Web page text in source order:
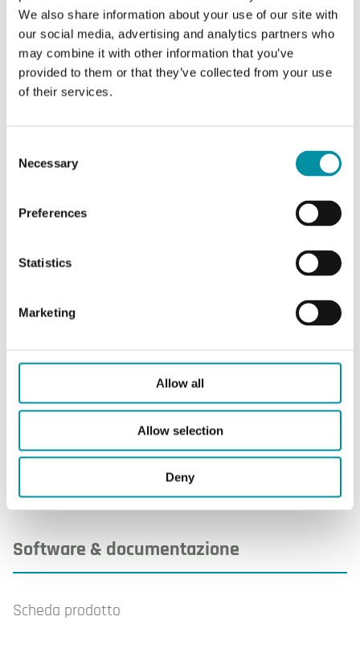
We also share information about your use of our site with
our social media, advertising and analytics partners who
may combine it with other information that you’ve
provided to them or that they’ve collected from your use
of their services.
Selection
Necessary
Preferences
Statistics
Marketing
Allow all
Allow selection
Deny
commutazione
Classe apparecchio Classe I
Grado di protezione
(senza condensa)
stoccaggio
Umidità di stoccaggio
Peso, incl. imballaggio
Miscela PC+ABS
(Bayblend®)
Software & documentazione
Scheda prodotto